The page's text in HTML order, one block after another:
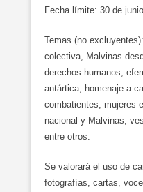
Fecha límite: 30 de
Temas (no
colectiva, Malvinas
derechos humanos,
antártica, homenaje a
combatientes, mujeres
nacional y Malvinas,
entre otros.
Se valorará el uso de
fotografías, cartas,